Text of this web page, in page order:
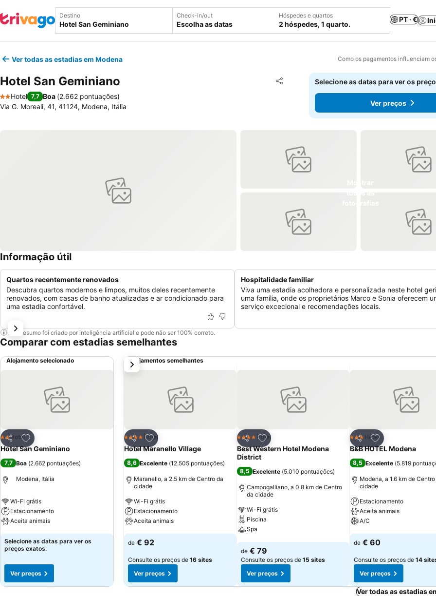
Destino Check-in/out
Escolha as datas
Hóspedes e quartos
2 hóspedes, 1 quarto.
PT · €
Ver todas as estadias em Modena Como os pagamentos influenciam
Hotel San Geminiano Partilhar
Adicionar aos favoritos
2 Estrelas
Hotel 7,7 Boa (2.662 pontuações)
Via G. Moreali, 41, 41124, Modena, Itália
Selecione as datas para ver os
Ver preços
Informação útil
Quartos recentemente renovados
Descubra quartos modernos e limpos, muitos deles recentemente
renovados, com casas de banho atualizadas e ar condicionado para
uma estadia confortável.
Hospitalidade familiar
Viva uma estadia acolhedora e personalizada neste hotel
uma família, onde os proprietários Marco e Sonia oferecem
serviço excecional e recomendações locais.
Este resumo foi criado por inteligência artificial e pode não ser 100% correto.
Comparar com estadias semelhantes
Alojamento selecionado
Partilhar
Adicionar aos favoritos
2 Estrelas
Hotel
Hotel San Geminiano
7,7 Boa (2.662 pontuações)
Modena, Itália
Wi-Fi grátis
Estacionamento
Aceita animais
Ver preços
Selecione as datas para ver os
preços exatos.
Ver preços
Alojamentos semelhantes
Partilhar
Adicionar aos favoritos
4 EstrelasHotel
Hotel Maranello Village
8,6 Excelente (12.505 pontuações)
Maranello, a 2.5 km de Centro da
cidade
Wi-Fi grátis
Estacionamento
Aceita animais
Ver preços
de € 92
Consulte os preços de 16 sites
Ver preços
Partilhar
Adicionar aos favoritos
4 EstrelasHotel
Best Western Hotel Modena
District
8,5 Excelente (5.010 pontuações)
Campogalliano, a 0.8 km de Centro
da cidade
Wi-Fi grátis
Piscina
Spa
Ver preços
de € 79
Consulte os preços de 15 sites
Ver preços
Partilhar
Adicionar aos
3 Estrelas
Hotel
B&B HOTEL Modena
8,5 Excelente (5.819
Modena, a 1.6 km de Centro
cidade
Estacionamento
Aceita animais
A/C
Ver preços
de € 60
Consulte os preços de 14
Ver preços
próximo
Ver todas as estadias